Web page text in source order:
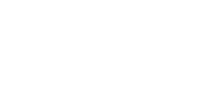
contemporain sur la **tradition